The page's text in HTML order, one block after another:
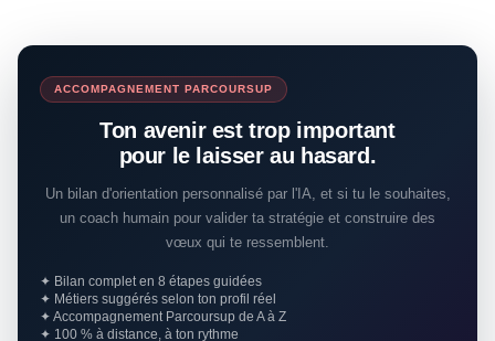
ACCOMPAGNEMENT PARCOURSUP
Ton avenir est trop important
pour le laisser au hasard.
Un bilan d'orientation personnalisé par l'IA, et si tu le souhaites,
un coach humain pour valider ta stratégie et construire des
vœux qui te ressemblent.
✦ Bilan complet en 8 étapes guidées
✦ Métiers suggérés selon ton profil réel
✦ Accompagnement Parcoursup de A à Z
✦ 100 % à distance, à ton rythme